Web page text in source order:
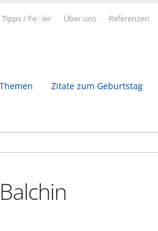
Tipps / Fe ler Über uns Referenzen
Zitate zum Geburtstag